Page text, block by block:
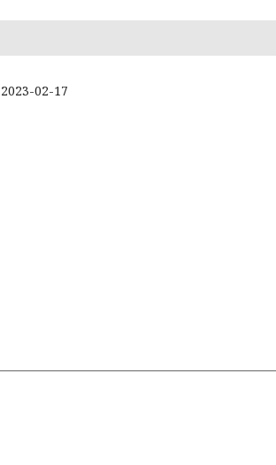
2023-02-17